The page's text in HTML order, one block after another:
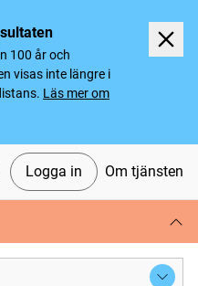
100 år och
visas inte längre i
Läs mer om
Logga in Om tjänsten